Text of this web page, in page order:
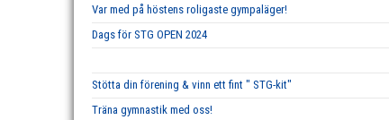
Var med på höstens roligaste gympaläger!
Dags för STG OPEN 2024
Stötta din förening & vinn ett fint " STG-kit"
Träna gymnastik med oss!